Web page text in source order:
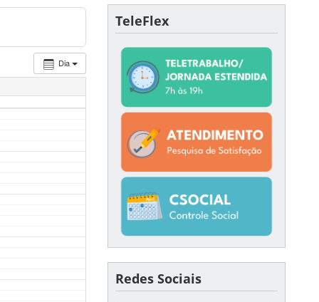
Dia
TeleFlex
Redes Sociais